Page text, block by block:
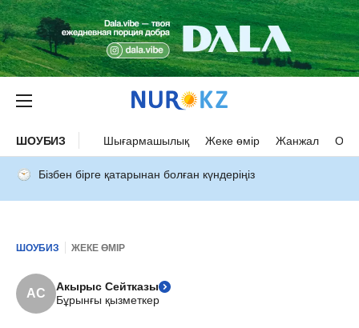
ШОУБИЗ Шығармашылық Жеке өмір Жанжал
Бізбен бірге қатарынан болған күндеріңіз
ШОУБИЗ ЖЕКЕ ӨМІР
АС
Акырыс Сейтказы
Бұрынғы қызметкер